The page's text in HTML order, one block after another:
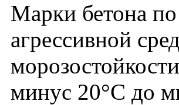
Марки бетона
агрессивной
минус 20°С до